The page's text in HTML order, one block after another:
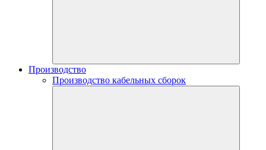
Производство
Производство кабельных сборок